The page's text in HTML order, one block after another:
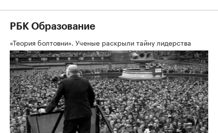
РБК Образование
«Теория болтовни». Ученые раскрыли тайну лидерства